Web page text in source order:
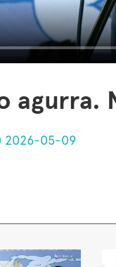
agurra.
2026-05-09